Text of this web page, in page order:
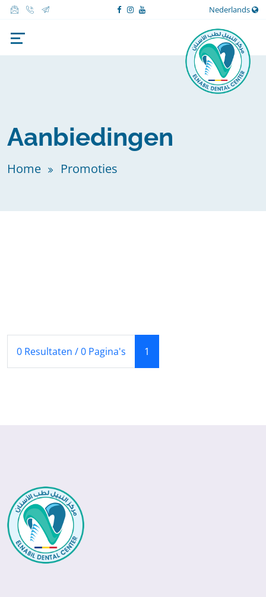
Nederlands
Aanbiedingen
Home Promoties
0 Resultaten / 0 Pagina's 1